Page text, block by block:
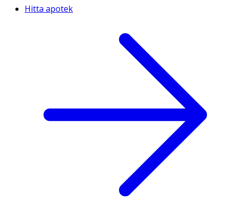
Hitta apotek